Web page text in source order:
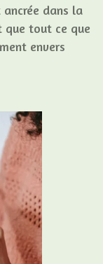
dans la
tout ce que
envers